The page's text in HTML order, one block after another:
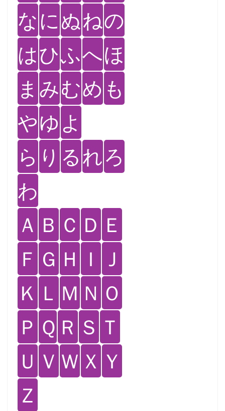
なにぬねの
はひふへほ
ま みむめ も
やゆ よ
ら り るれろ
わ
Ａ Ｂ Ｃ Ｄ Ｅ
Ｆ Ｇ Ｈ Ｉ Ｊ
Ｋ Ｌ Ｍ Ｎ Ｏ
Ｐ Ｑ Ｒ Ｓ Ｔ
Ｕ Ｖ Ｗ Ｘ Ｙ
Ｚ